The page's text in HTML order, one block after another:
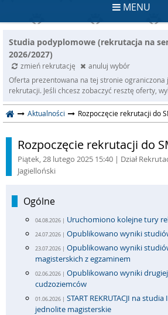
MENU
Studia podyplomowe (rekrutacja na
2026/2027)
zmień rekrutację
anuluj wybór
Oferta prezentowana na tej stronie ograniczona
rekrutacji. Jeśli chcesz zobaczyć resztę oferty,
Aktualności Rozpoczęcie rekrutacji do
Rozpoczęcie rekrutacji do
Piątek, 28 lutego 2025 15:40 | Dział
Jagielloński
Ogólne
04.08.2026 | Uruchomiono kolejne tury
24.07.2026 | Opublikowano wyniki
23.07.2026 | Opublikowano wyniki
magisterskich z egzaminem
02.06.2026 | Opublikowano wyniki
cudzoziemców
01.06.2026 | START REKRUTACJI na
jednolite magisterskie